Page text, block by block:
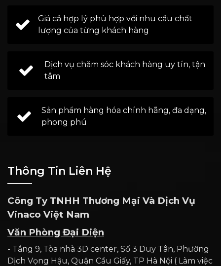
Giá cả hợp lý phù hợp với nhu cầu chất
lượng của từng khách hàng
Dịch vụ chăm sóc khách hàng uy tín, tận
tâm
Sản phẩm hàng hóa chính hãng, đa dạng,
phong phú
Thông Tin Liên Hệ
Công Ty TNHH Thương Mại Và Dịch Vụ
Vinaco Việt Nam
Văn Phòng Đại Diện
- Tầng 9, Tòa nhà 3D center, Số 3 Duy Tân, Phường
Dịch Vọng Hậu, Quận Cầu Giấy, TP Hà Nội ( Làm việc